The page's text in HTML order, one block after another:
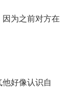
为之前对方在
好像认识自